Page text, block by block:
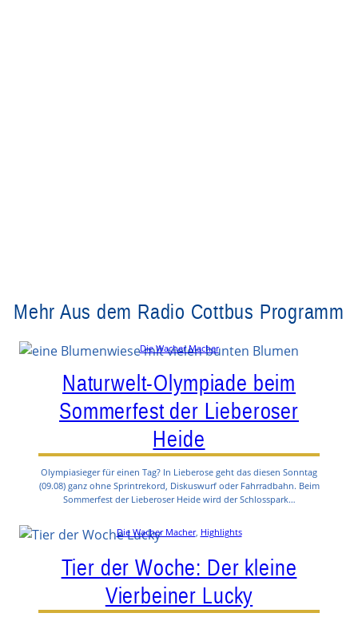
Mehr Aus dem Radio Cottbus Programm
Die Wacher Macher
Naturwelt-Olympiade beim
Sommerfest der Lieberoser
Heide
Olympiasieger für einen Tag? In Lieberose geht das diesen Sonntag
(09.08) ganz ohne Sprintrekord, Diskuswurf oder Fahrradbahn. Beim
Sommerfest der Lieberoser Heide wird der Schlosspark…
Die Wacher Macher, Highlights
Tier der Woche: Der kleine
Vierbeiner Lucky